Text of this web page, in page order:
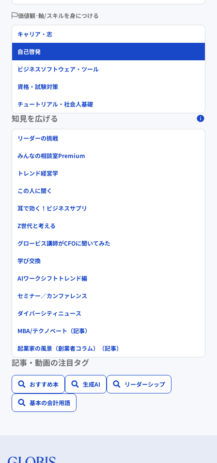
価値観･軸/スキルを身につける
キャリア・志
自己啓発
ビジネスソフトウェア・ツール
資格・試験対策
チュートリアル・社会人基礎
知見を広げる
リーダーの挑戦
みんなの相談室Premium
トレンド経営学
この人に聞く
耳で効く！ビジネスサプリ
Z世代と考える
グロービス講師がCFOに聞いてみた
学び交換
AIワークシフトトレンド編
セミナー／カンファレンス
ダイバーシティニュース
MBA/テクノベート（記事）
起業家の風景（創業者コラム）（記事）
記事・動画の注目タグ
おすすめ本 生成AI リーダーシップ
基本の会計用語